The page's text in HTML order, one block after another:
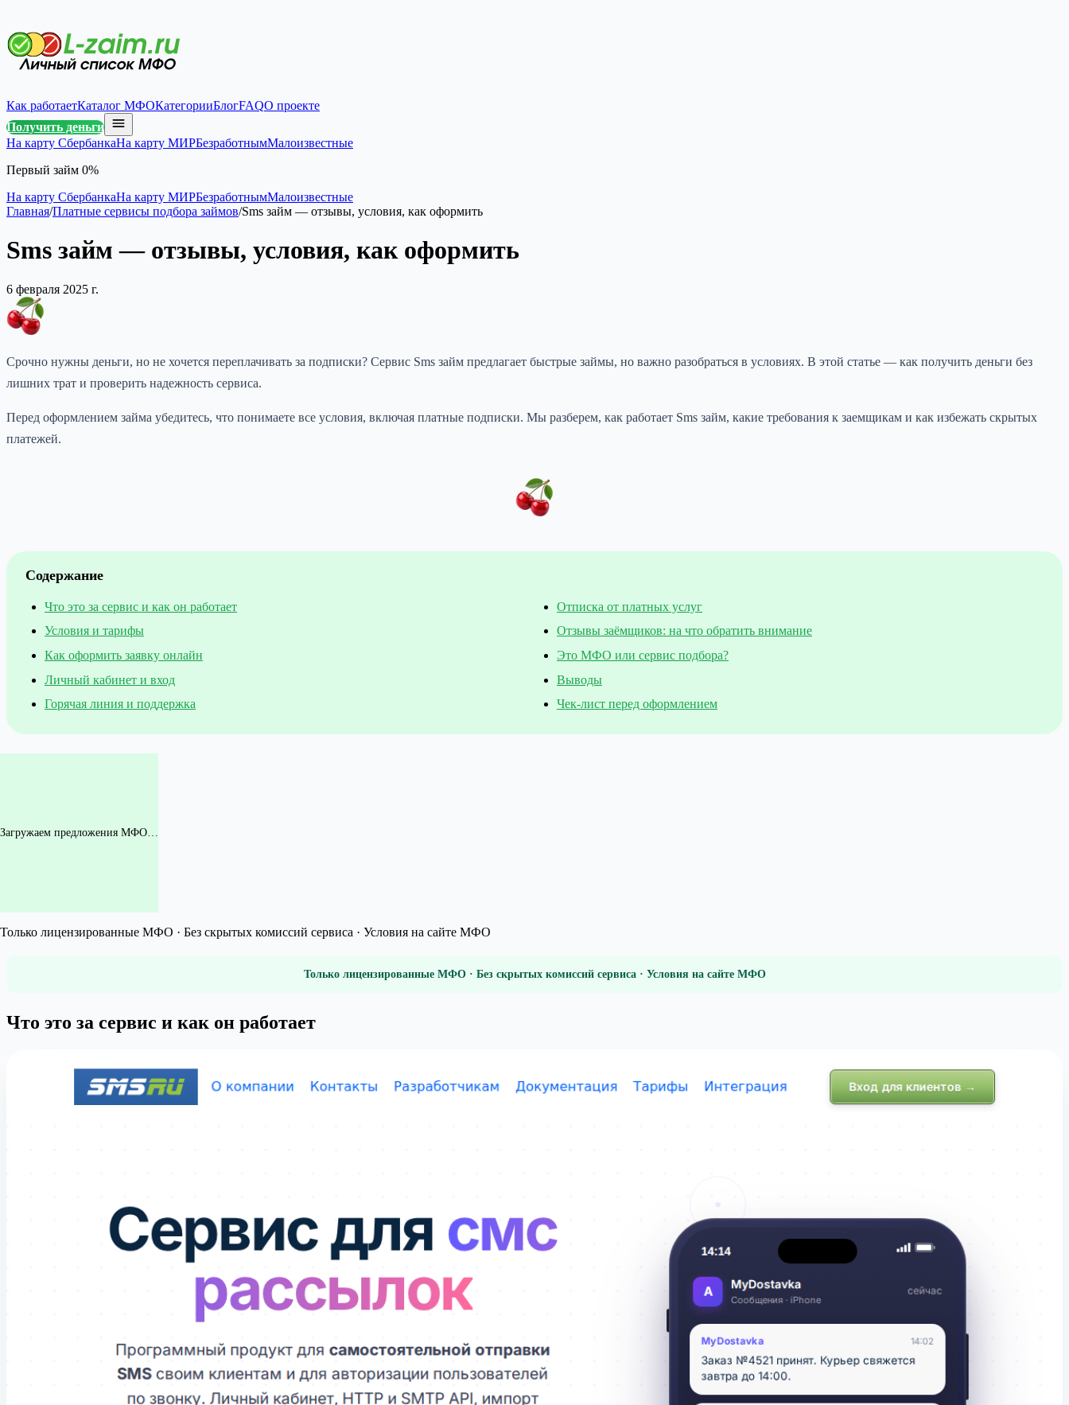
Как работаетКаталог МФОКатегорииБлогFAQО проекте
Получить деньги
На карту СбербанкаНа карту МИРБезработнымМалоизвестные
Первый займ 0%
На карту СбербанкаНа карту МИРБезработнымМалоизвестные
Главная/Платные сервисы подбора займов/Sms займ — отзывы, условия, как оформить
Sms займ — отзывы, условия, как оформить
6 февраля 2025 г.
Срочно нужны деньги, но не хочется переплачивать за подписки? Сервис Sms займ предлагает быстрые займы, но важно разобраться в условиях. В этой статье — как получить деньги без
лишних трат и проверить надежность сервиса.
Перед оформлением займа убедитесь, что понимаете все условия, включая платные подписки. Мы разберем, как работает Sms займ, какие требования к заемщикам и как избежать скрытых
платежей.
Содержание
Что это за сервис и как он работает
Условия и тарифы
Как оформить заявку онлайн
Личный кабинет и вход
Горячая линия и поддержка
Отписка от платных услуг
Отзывы заёмщиков: на что обратить внимание
Это МФО или сервис подбора?
Выводы
Чек-лист перед оформлением
Загружаем предложения МФО…
Только лицензированные МФО · Без скрытых комиссий сервиса · Условия на сайте МФО
Только лицензированные МФО · Без скрытых комиссий сервиса · Условия на сайте МФО
Что это за сервис и как он работает